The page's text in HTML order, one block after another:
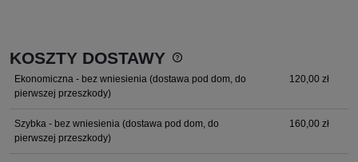
KOSZTY DOSTAWY
Cena nie zawiera ewentualnych kosztów płatności
Ekonomiczna - bez wniesienia (dostawa pod dom, do
pierwszej przeszkody)
120,00 zł
Szybka - bez wniesienia (dostawa pod dom, do
pierwszej przeszkody)
160,00 zł